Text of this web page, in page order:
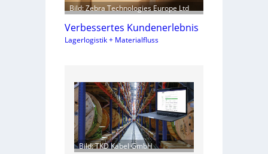
Bild: Zebra Technologies Europe Ltd
Verbessertes Kundenerlebnis
Lagerlogistik + Materialfluss
Bild: TKD Kabel GmbH